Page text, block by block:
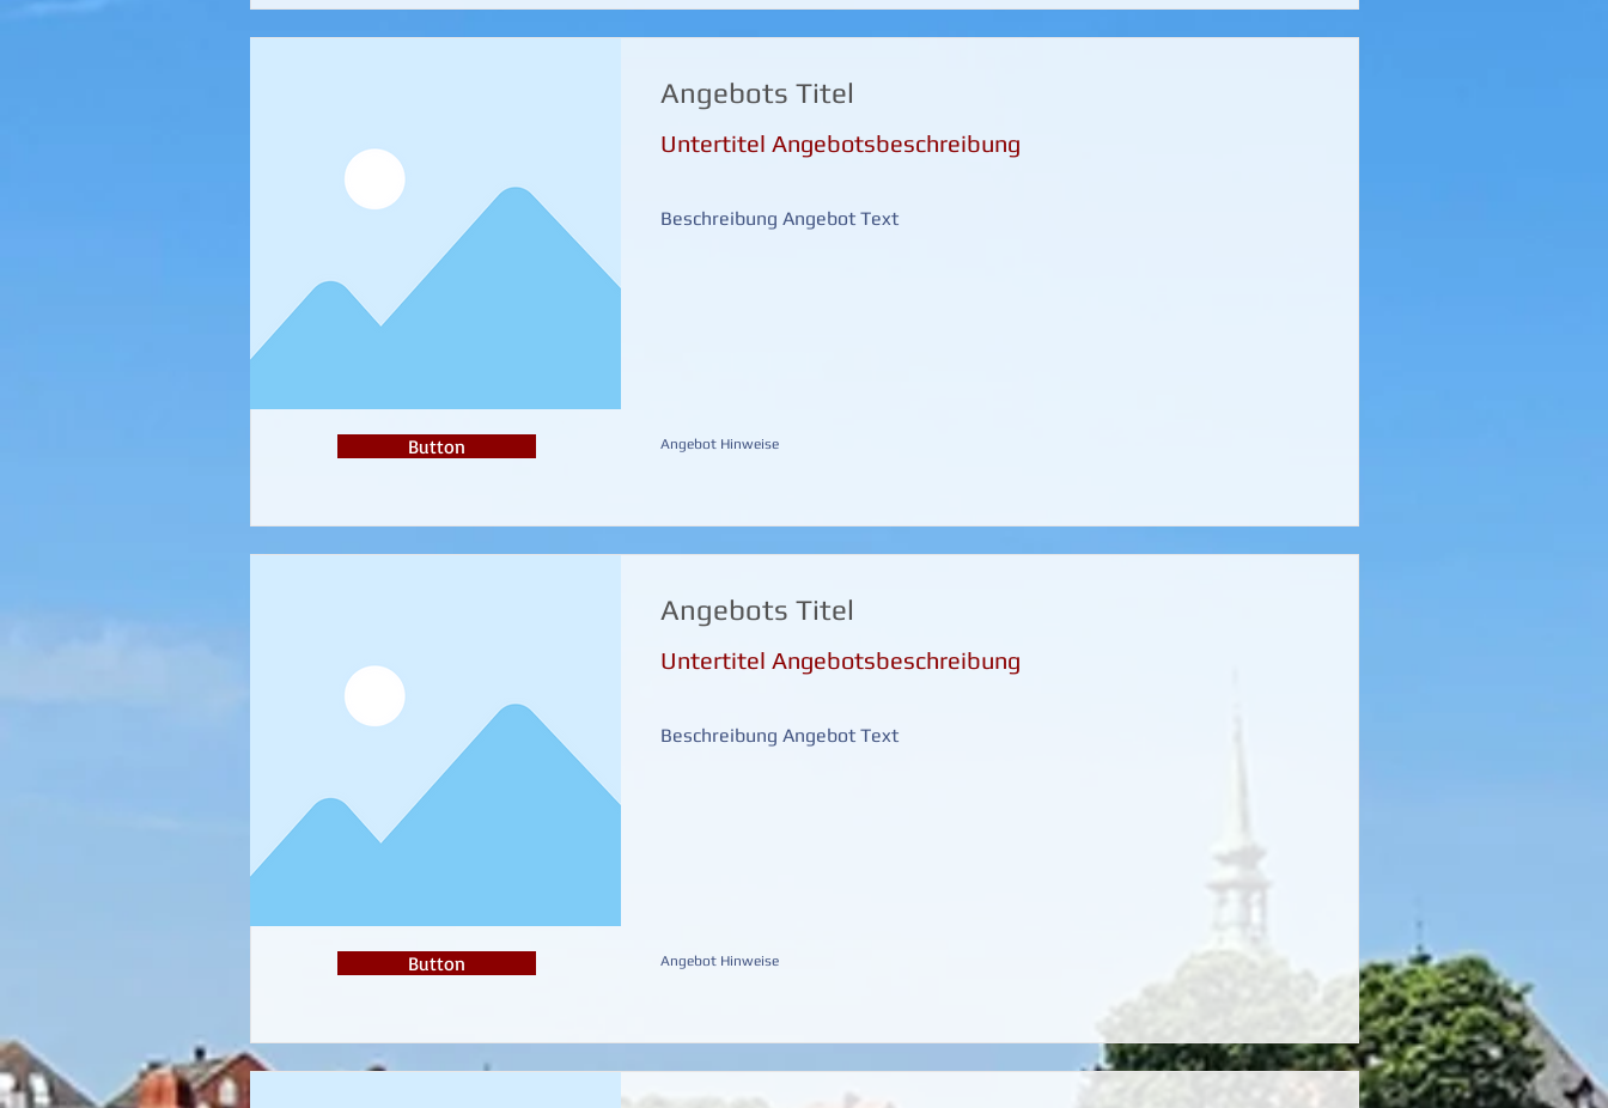
Angebots Titel
Untertitel Angebotsbeschreibung
Beschreibung Angebot Text
Button Angebot Hinweise
Angebots Titel
Untertitel Angebotsbeschreibung
Beschreibung Angebot Text
Button Angebot Hinweise